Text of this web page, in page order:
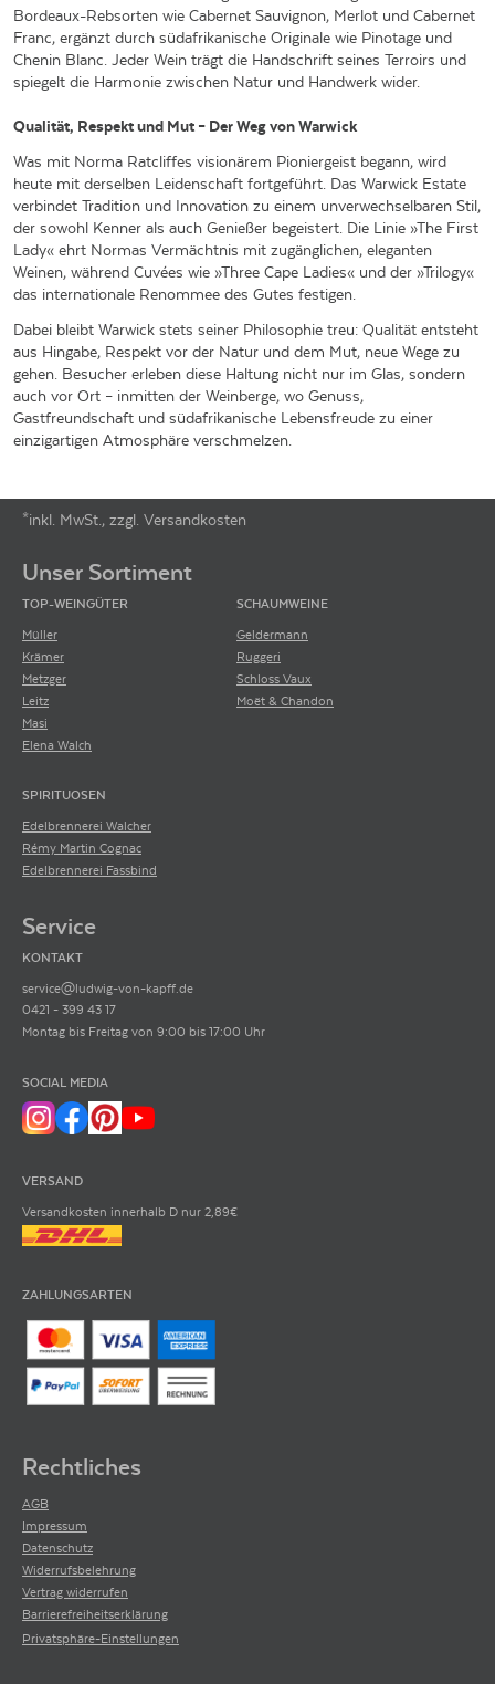
Bordeaux-Rebsorten wie Cabernet Sauvignon, Merlot und Cabernet
Franc, ergänzt durch südafrikanische Originale wie Pinotage und
Chenin Blanc. Jeder Wein trägt die Handschrift seines Terroirs und
spiegelt die Harmonie zwischen Natur und Handwerk wider.
Qualität, Respekt und Mut – Der Weg von Warwick
Was mit Norma Ratcliffes visionärem Pioniergeist begann, wird
heute mit derselben Leidenschaft fortgeführt. Das Warwick Estate
verbindet Tradition und Innovation zu einem unverwechselbaren Stil,
der sowohl Kenner als auch Genießer begeistert. Die Linie »The First
Lady« ehrt Normas Vermächtnis mit zugänglichen, eleganten
Weinen, während Cuvées wie »Three Cape Ladies« und der »Trilogy«
das internationale Renommee des Gutes festigen.
Dabei bleibt Warwick stets seiner Philosophie treu: Qualität entsteht
aus Hingabe, Respekt vor der Natur und dem Mut, neue Wege zu
gehen. Besucher erleben diese Haltung nicht nur im Glas, sondern
auch vor Ort – inmitten der Weinberge, wo Genuss,
Gastfreundschaft und südafrikanische Lebensfreude zu einer
einzigartigen Atmosphäre verschmelzen.
*inkl. MwSt., zzgl. Versandkosten
Unser Sortiment
TOP-WEINGÜTER
Müller
Krämer
Metzger
Leitz
Masi
Elena Walch
SCHAUMWEINE
Geldermann
Ruggeri
Schloss Vaux
Moët & Chandon
SPIRITUOSEN
Edelbrennerei Walcher
Rémy Martin Cognac
Edelbrennerei Fassbind
Service
KONTAKT
service@ludwig-von-kapff.de
0421 - 399 43 17
Montag bis Freitag von 9:00 bis 17:00 Uhr
SOCIAL MEDIA
VERSAND
Versandkosten innerhalb D nur 2,89€
ZAHLUNGSARTEN
Rechtliches
AGB
Impressum
Datenschutz
Widerrufsbelehrung
Vertrag widerrufen
Barrierefreiheitserklärung
Privatsphäre-Einstellungen